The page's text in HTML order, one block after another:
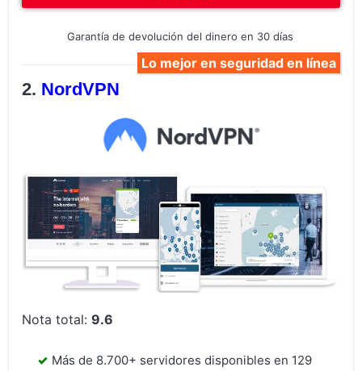
Garantía de devolución del dinero en 30 días
Lo mejor en seguridad en línea
NordVPN
Nota total:9.6
Más de 8.700+ servidores disponibles en 129